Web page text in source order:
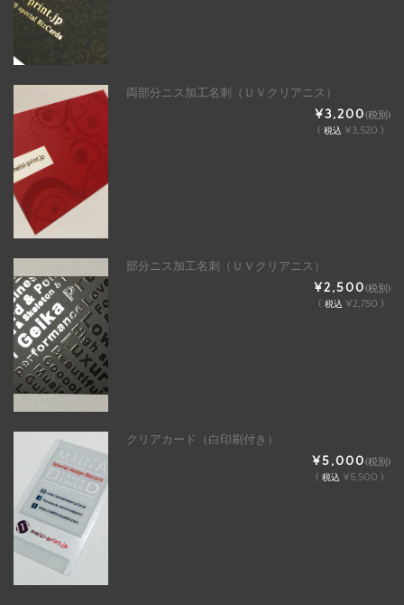
両部分ニス加工名刺（ＵＶクリアニス）
¥3,200(税別)
( 税込 ¥3,520 )
部分ニス加工名刺（ＵＶクリアニス）
¥2,500(税別)
( 税込 ¥2,750 )
クリアカード（白印刷付き）
¥5,000(税別)
( 税込 ¥5,500 )